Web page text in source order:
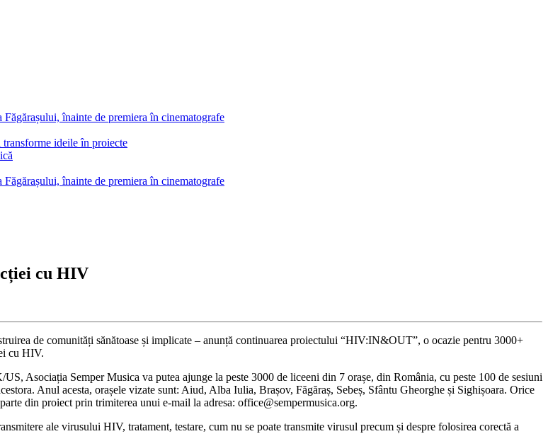
înainte de premiera în cinematografe
ideile în proiecte
înainte de premiera în cinematografe
cu HIV
de comunități sănătoase și implicate – anunță continuarea proiectului “HIV:IN&OUT”, o ocazie pentru 3000+
cu HIV.
Asociația Semper Musica va putea ajunge la peste 3000 de liceeni din 7 orașe, din România, cu peste 100 de sesiuni
Anul acesta, orașele vizate sunt: Aiud, Alba Iulia, Brașov, Făgăraș, Sebeș, Sfântu Gheorghe și Sighișoara. Orice
din proiect prin trimiterea unui e-mail la adresa: office@sempermusica.org.
ale virusului HIV, tratament, testare, cum nu se poate transmite virusul precum și despre folosirea corectă a